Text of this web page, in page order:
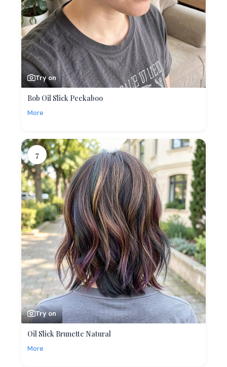
Try on
Bob Oil Slick Peekaboo
More
7
Try on
Oil Slick Brunette Natural
More